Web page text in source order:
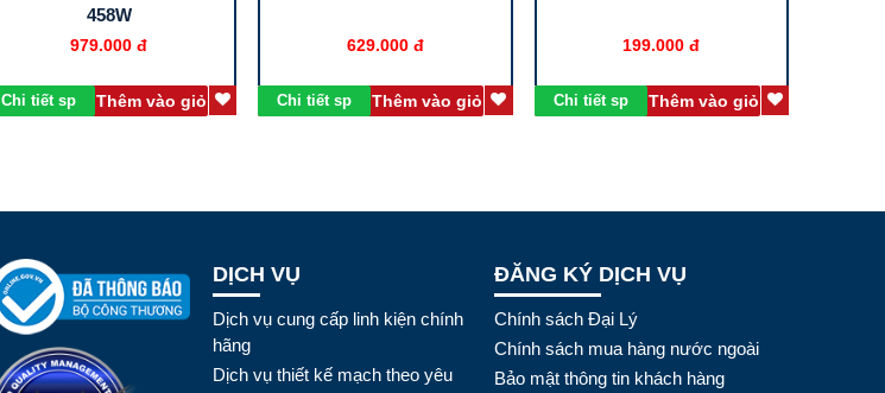
458W
979.000 đ
Chi tiết sp Thêm vào giỏ
629.000 đ
Chi tiết sp Thêm vào giỏ
199.000 đ
Chi tiết sp Thêm vào giỏ
DỊCH VỤ
Dịch vụ cung cấp linh kiện chính
hãng
Dịch vụ thiết kế mạch theo yêu
ĐĂNG KÝ DỊCH VỤ
Chính sách Đại Lý
Chính sách mua hàng nước ngoài
Bảo mật thông tin khách hàng